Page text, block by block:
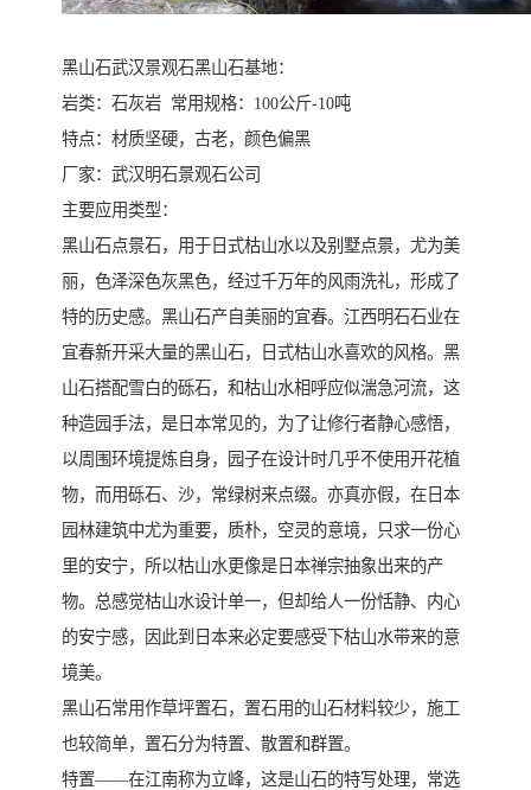
黑山石武汉景观石黑山石基地：
岩类：石灰岩 常用规格：100公斤-10吨
特点​‌‌：材质坚硬，古老，颜色偏黑
厂家：武汉明石景观石公司
主要应用类型：
黑山石点景石，用于日式枯山水以及别墅点景，尤为美
丽，色泽深色灰黑色，经过千万年的风雨洗礼，形成了
特的历史感。黑山石产自美丽的宜春。江西明石石业在
宜春新开采大量的黑山石，日式枯山水喜欢的风格。黑
山石搭配雪白的砾石，和枯山水相呼应似湍急河流，这
种造园手法，是日本常见的，为了让修行者静心感悟，
以周围环境提炼自身，园子在设计时几乎不使用开花植
物，而用砾石、沙，常绿树来点缀。亦真亦假，在日本
园林建筑中尤为重要，质朴，空灵的意境，只求一份心
里的安宁，所以枯山水更像是日本禅宗抽象出来的产
物。总感觉枯山水设计单一，但却给人一份恬静、内心
的安宁感，因此到日本来必定要感受下枯山水带来的意
境美。
黑山石常用作草坪置石，置石用的山石材料较少，施工
也较简单，置石分为特置、散置和群置。
特置——在江南称为立峰，这是山石的特写处理，常选